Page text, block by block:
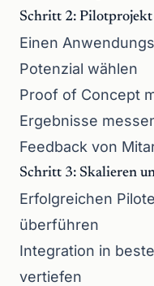
Schritt 2:
Einen
Potenzial wählen
Proof of Concept
Ergebnisse
Feedback von
Schritt 3: Skalieren
Erfolgreichen
überführen
Integration in
vertiefen